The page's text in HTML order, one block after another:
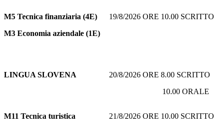
M5 Tecnica finanziaria (4E)
M3 Economia aziendale (1E)
19/8/2026 ORE 10.00 SCRITTO
LINGUA SLOVENA
20/8/2026 ORE 8.00 SCRITTO
10.00 ORALE
M11 Tecnica turistica 21/8/2026 ORE 10.00 SCRITTO